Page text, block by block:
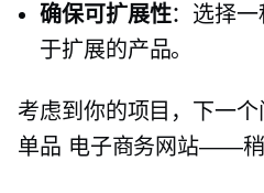
确保可扩展性：选择一
于扩展的产品。
考虑到你的项目，下一
单品 电子商务网站——稍